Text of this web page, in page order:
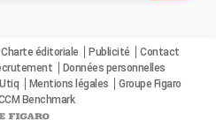
Charte éditoriale Publicité
Contact
Données personnelles
Mentions légales
Groupe Figaro
Benchmark